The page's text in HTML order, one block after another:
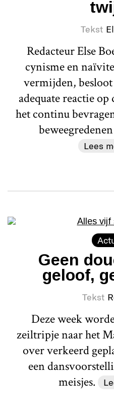
Tekst
Redacteur Else
cynisme en
vermijden,
adequate reactie
het continu
Lees
Geen
geloof,
Tekst
Deze week
zeiltripje naar het
over verkeerd
een
meisjes.